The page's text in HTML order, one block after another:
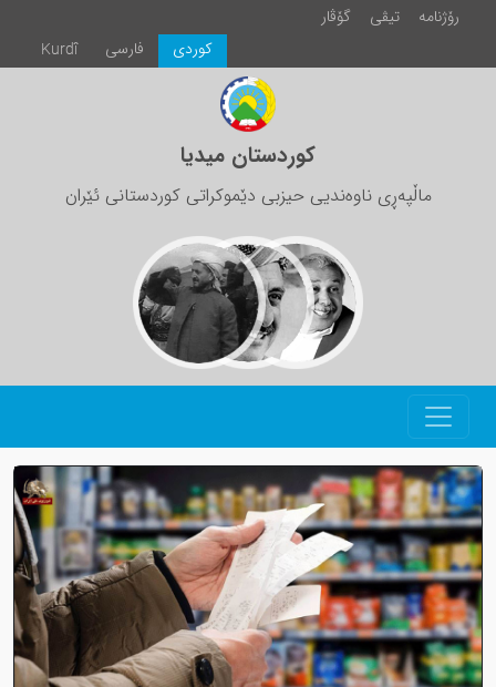
رۆژنامە تیڤی
گۆڤار
Kurdî
فارسی كوردی
کوردستان میدیا
ماڵپەڕی ناوەندیی حیزبی دێموکراتی کوردستانی ئێران